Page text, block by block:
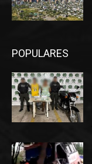
POPULARES